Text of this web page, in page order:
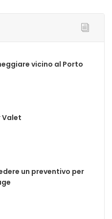
vicino al Porto
Valet
un preventivo per